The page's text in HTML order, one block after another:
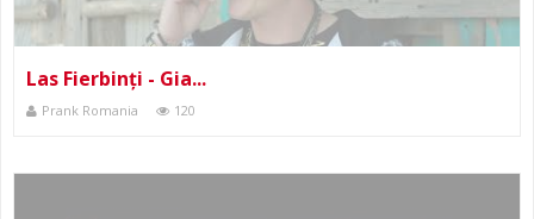
Las Fierbinți - Gia...
Prank Romania 120